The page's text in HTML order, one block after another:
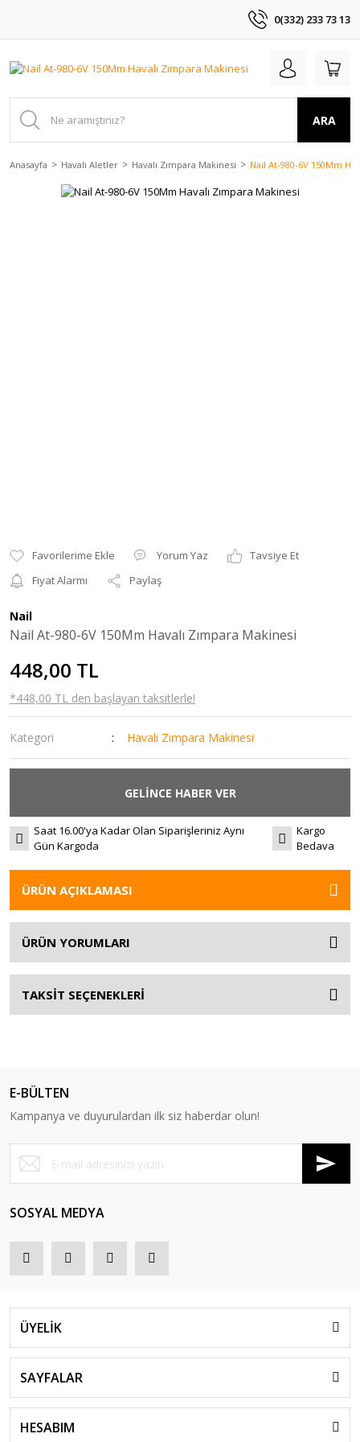
0(332) 233 73 13
ARA
Anasayfa Havalı Aletler Havalı Zımpara Makinesi Nail At-980-6V 150Mm
Yorum Yaz
Tavsiye Et
Fiyat Alarmı
Paylaş
Nail
Nail At-980-6V 150Mm Havalı Zımpara Makinesi
448,00 TL
*448,00 TL den başlayan taksitlerle!
Kategori Havalı Zımpara Makinesi
GELİNCE HABER VER
Saat 16.00'ya Kadar Olan Siparişleriniz Aynı
Gün Kargoda
Kargo
Bedava
ÜRÜN AÇIKLAMASI
ÜRÜN YORUMLARI
TAKSİT SEÇENEKLERİ
E-BÜLTEN
Kampanya ve duyurulardan ilk siz haberdar olun!
SOSYAL MEDYA
ÜYELİK
SAYFALAR
HESABIM